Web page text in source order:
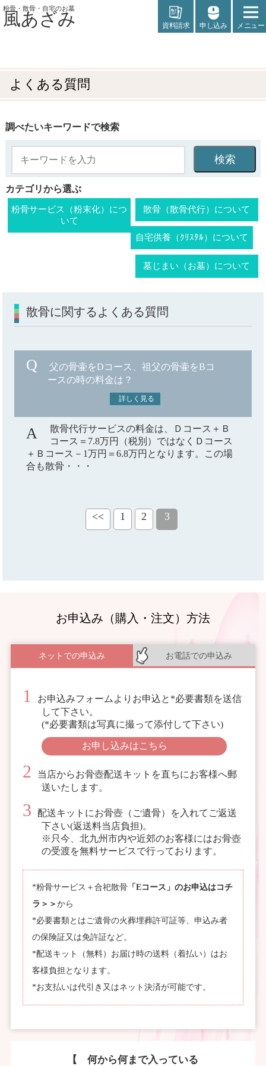
粉骨・散骨・自宅のお墓
風あざみ 資料請求 申し込み メニュー
よくある質問
調べたいキーワードで検索
カテゴリから選ぶ
粉骨サービス（粉末化）につ
いて
散骨（散骨代行）について
自宅供養（ｸﾘｽﾀﾙ）について
墓じまい（お墓）について
散骨に関するよくある質問
父の骨壷をDコース、祖父の骨壷をBコ
ースの時の料金は？
詳しく見る
散骨代行サービスの料金は、Ｄコース＋Ｂ
コース＝7.8万円（税別）ではなくＤコース
＋Ｂコース－1万円＝6.8万円となります。この場
合も散骨・・・
<< 1 2 3
お申込み（購入・注文）方法
ネットでの申込み お電話での申込み
お申込みフォームよりお申込と*必要書類を送信
して下さい。
(*必要書類は写真に撮って添付して下さい)
お申し込みはこちら
当店からお骨壺配送キットを直ちにお客様へ郵
送いたします。
配送キットにお骨壺（ご遺骨）を入れてご返送
下さい(返送料当店負担)。
※只今、北九州市内や近郊のお客様にはお骨壺
の受渡を無料サービスで行っております。
*粉骨サービス＋合祀散骨「Eコース」のお申込はコチ
ラ＞＞ から
*必要書類とはご遺骨の火葬埋葬許可証等、申込み者
の保険証又は免許証など。
*配送キット（無料）お届け時の送料（着払い）はお
客様負担となります。
*お支払いは代引き又はネット決済が可能です。
【 何から何まで入っている